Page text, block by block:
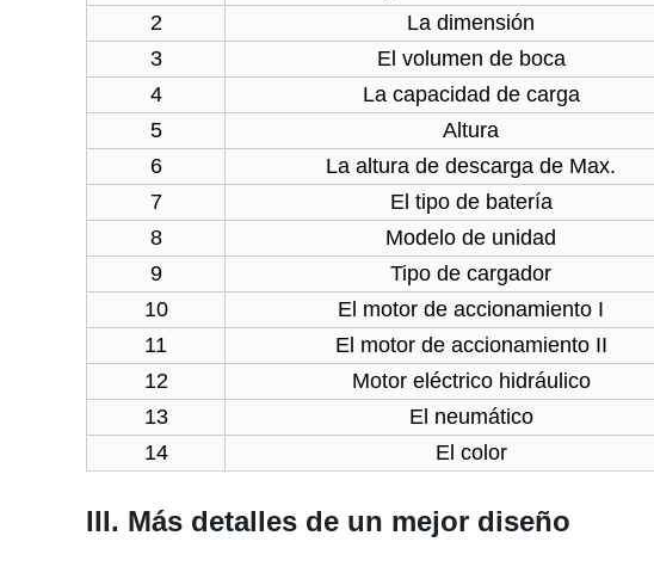
2
La dimensión
3
El volumen de boca
4
La capacidad de carga
5
Altura
6
La altura de descarga de Max.
7
El tipo de batería
8
Modelo de unidad
9
Tipo de cargador
10
El motor de accionamiento I
11
El motor de accionamiento II
12
Motor eléctrico hidráulico
13
El neumático
14
El color
III. Más detalles de un mejor diseño